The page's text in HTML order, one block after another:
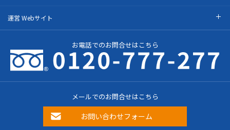
運営 Webサイト
お電話でのお問合せはこちら
メールでのお問合せはこちら
お問い合わせフォーム